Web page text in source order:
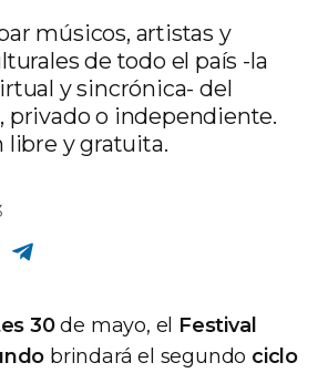
músicos, artistas y
de todo el país -la
y sincrónica- del
privado o independiente.
libre y gratuita.
30de mayo, el Festival
brindará el segundo ciclo